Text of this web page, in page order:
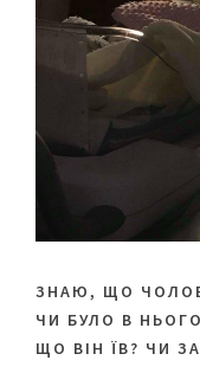
ЗНАЮ, ЩО
ЧИ БУЛО В
ЩО ВІН ЇВ? ЧИ